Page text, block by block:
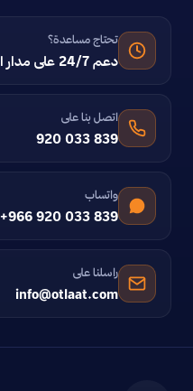
تحتاج مساعدة؟
دعم 24/7 على مدار الساعة
اتصل بنا على
920 033 839
واتساب
+966 920 033 839
راسلنا على
info@otlaat.com